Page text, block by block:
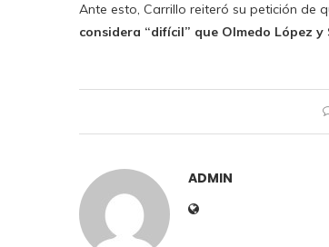
Ante esto, Carrillo reiteró su petición de
considera “difícil” que Olmedo López
ADMIN